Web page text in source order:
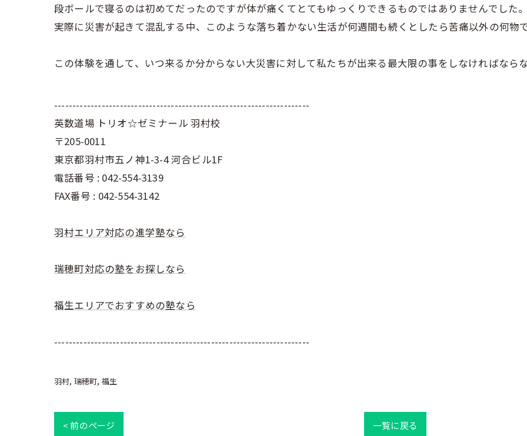
段ボールで寝るのは初めてだったのですが体が痛くてとてもゆっくりできるものではありませんでした。
実際に災害が起きて混乱する中、このような落ち着かない生活が何週間も続くとしたら苦痛以外の何物
この体験を通して、いつ来るか分からない大災害に対して私たちが出来る最大限の事をしなければなら
----------------------------------------------------------------------
英数道場 トリオ☆ゼミナール 羽村校
〒205-0011
東京都羽村市五ノ神1-3-4 河合ビル1F
電話番号 : 042-554-3139
FAX番号 : 042-554-3142
羽村エリア対応の進学塾なら
瑞穂町対応の塾をお探しなら
福生エリアでおすすめの塾なら
----------------------------------------------------------------------
羽村 瑞穂町 福生
< 前のページ 一覧に戻る